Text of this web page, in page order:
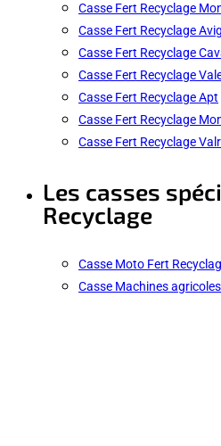
Casse Fert Recyclage
Casse Fert Recyclage
Casse Fert Recyclage
Casse Fert Recyclage
Casse Fert Recyclage Apt
Casse Fert Recyclage
Casse Fert Recyclage
Les casses
Recyclage
Casse Moto Fert
Casse Machines